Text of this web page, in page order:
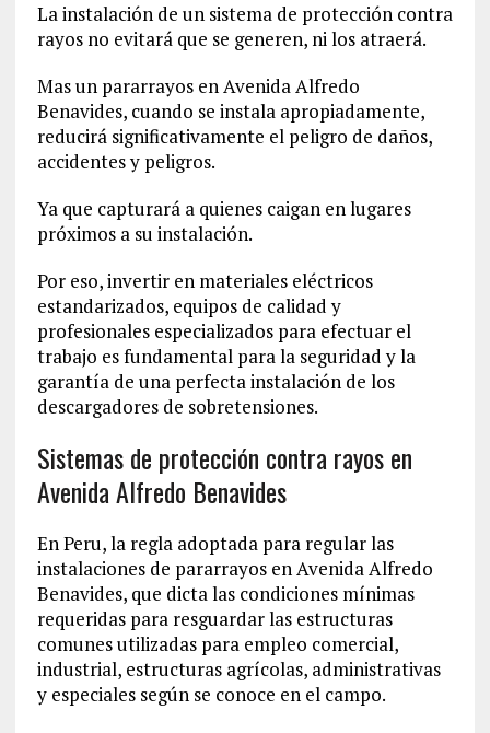
La instalación de un sistema de protección contra
rayos no evitará que se generen, ni los atraerá.
Mas un pararrayos en Avenida Alfredo
Benavides, cuando se instala apropiadamente,
reducirá significativamente el peligro de daños,
accidentes y peligros.
Ya que capturará a quienes caigan en lugares
próximos a su instalación.
Por eso, invertir en materiales eléctricos
estandarizados, equipos de calidad y
profesionales especializados para efectuar el
trabajo es fundamental para la seguridad y la
garantía de una perfecta instalación de los
descargadores de sobretensiones.
Sistemas de protección contra rayos en
Avenida Alfredo Benavides
En Peru, la regla adoptada para regular las
instalaciones de pararrayos en Avenida Alfredo
Benavides, que dicta las condiciones mínimas
requeridas para resguardar las estructuras
comunes utilizadas para empleo comercial,
industrial, estructuras agrícolas, administrativas
y especiales según se conoce en el campo.